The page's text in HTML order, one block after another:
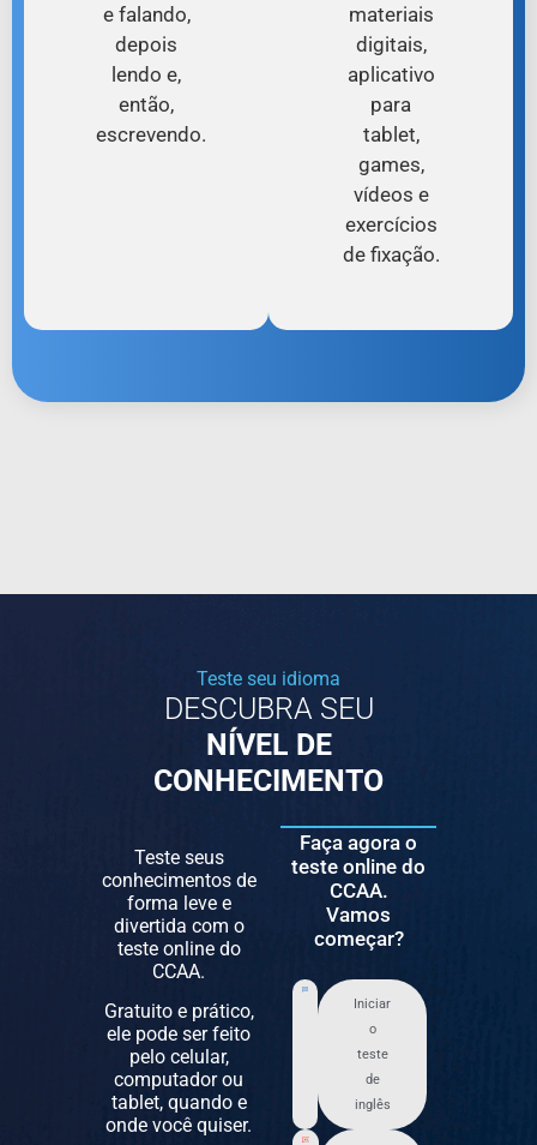
e falando,
depois
lendo e,
então,
escrevendo.
materiais
digitais,
aplicativo
para
tablet,
games,
vídeos e
exercícios
de fixação.
Teste seu idioma
DESCUBRA SEU
NÍVEL DE
CONHECIMENTO
Teste seus
conhecimentos de
forma leve e
divertida com o
teste online do
CCAA.
Gratuito e prático,
ele pode ser feito
pelo celular,
computador ou
tablet, quando e
onde você quiser.
Faça agora o
teste online do
CCAA.
Vamos
começar?
Iniciar
o
teste
de
inglês